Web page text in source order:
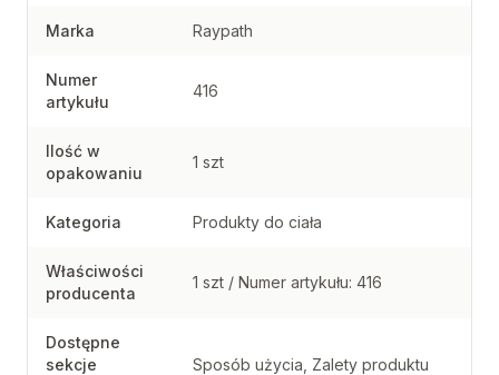
Marka Raypath
Numer
artykułu
416
Ilość w
opakowaniu
1 szt
Kategoria Produkty do ciała
Właściwości
producenta
1 szt / Numer artykułu: 416
Dostępne
sekcje
Sposób użycia, Zalety produktu